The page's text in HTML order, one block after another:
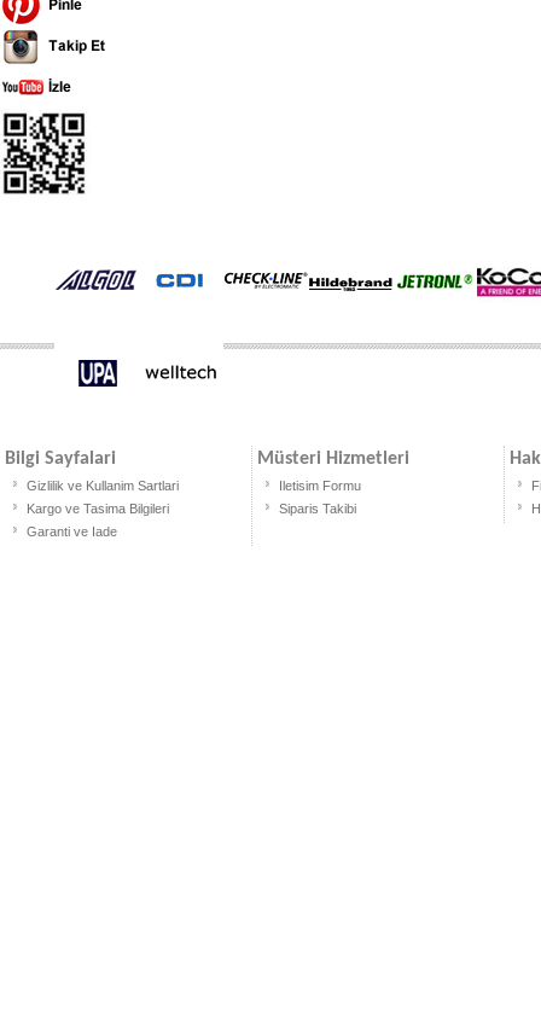
Bilgi Sayfalari
Gizlilik ve Kullanim Sartlari
Kargo ve Tasima Bilgileri
Garanti ve Iade
Müsteri Hizmetleri
Iletisim Formu
Siparis Takibi